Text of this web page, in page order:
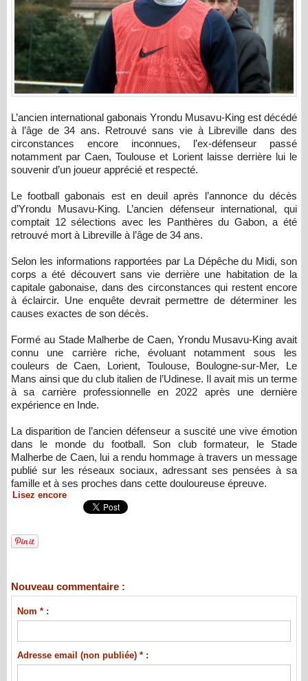
L’ancien international gabonais Yrondu Musavu-King est décédé
à l’âge de 34 ans. Retrouvé sans vie à Libreville dans des
circonstances encore inconnues, l’ex-défenseur passé
notamment par Caen, Toulouse et Lorient laisse derrière lui le
souvenir d’un joueur apprécié et respecté.
Le football gabonais est en deuil après l’annonce du décès
d’Yrondu Musavu-King. L’ancien défenseur international, qui
comptait 12 sélections avec les Panthères du Gabon, a été
retrouvé mort à Libreville à l’âge de 34 ans.
Selon les informations rapportées par La Dépêche du Midi, son
corps a été découvert sans vie derrière une habitation de la
capitale gabonaise, dans des circonstances qui restent encore
à éclaircir. Une enquête devrait permettre de déterminer les
causes exactes de son décès.
Formé au Stade Malherbe de Caen, Yrondu Musavu-King avait
connu une carrière riche, évoluant notamment sous les
couleurs de Caen, Lorient, Toulouse, Boulogne-sur-Mer, Le
Mans ainsi que du club italien de l’Udinese. Il avait mis un terme
à sa carrière professionnelle en 2022 après une dernière
expérience en Inde.
La disparition de l’ancien défenseur a suscité une vive émotion
dans le monde du football. Son club formateur, le Stade
Malherbe de Caen, lui a rendu hommage à travers un message
publié sur les réseaux sociaux, adressant ses pensées à sa
famille et à ses proches dans cette douloureuse épreuve.
Lisez encore
Nouveau commentaire :
Nom * :
Adresse email (non publiée) * :